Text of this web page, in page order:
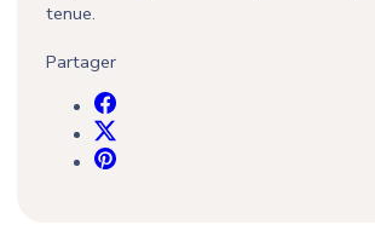
tenue.
Partager